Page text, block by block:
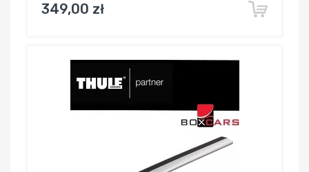
349,00 zł